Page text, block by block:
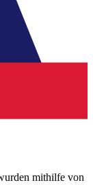
mithilfe von